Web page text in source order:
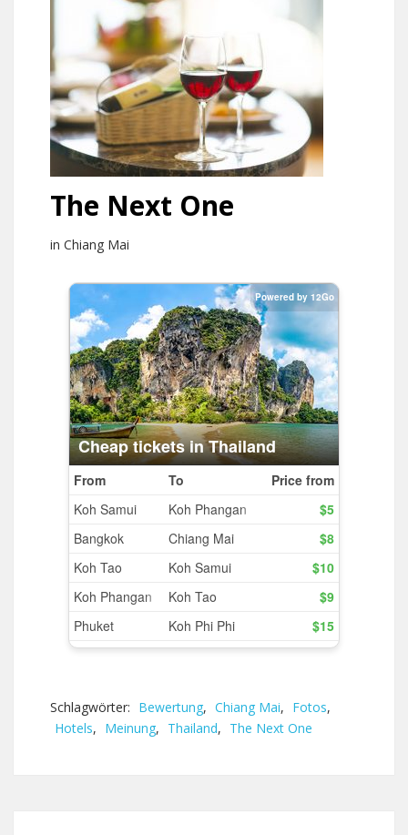
The Next One
in Chiang Mai
Schlagwörter: Bewertung, Chiang Mai, Fotos,
Hotels, Meinung, Thailand, The Next One